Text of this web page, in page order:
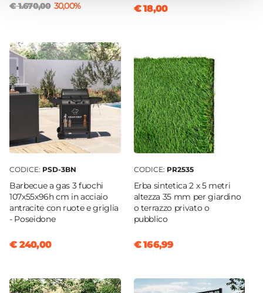
€ 1.670,00 30,00% € 18,00
CODICE: PSD-3BN
Barbecue a gas 3 fuochi
107x55x96h cm in acciaio
antracite con ruote e griglia
- Poseidone
€ 240,00
CODICE: PR2535
Erba sintetica 2 x 5 metri
altezza 35 mm per giardino
o terrazzo privato o
pubblico
€ 166,99